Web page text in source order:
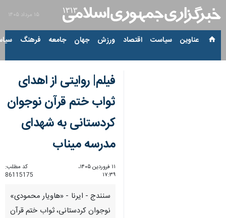
۱۵ مرداد ۱۴۰۵
عناوین‌ سیاست اقتصاد ورزش جهان جامعه فرهنگ
فیلم| روایتی از اهدای
ثواب ختم قرآن نوجوان
کردستانی به شهدای
مدرسه میناب
۱۱ فروردین ۱۴۰۵،
۱۷:۳۹
کد مطلب:
86115175